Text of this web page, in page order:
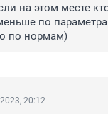
на этом месте
по
по нормам)
20:12